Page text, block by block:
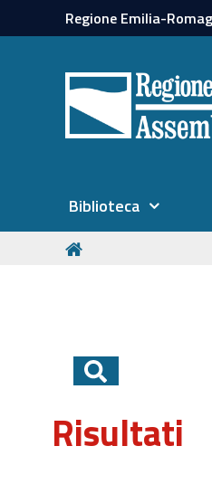
Regione Emilia-
Biblioteca
Risultati